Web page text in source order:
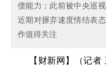
债能力；此前被中央巡
近期对摒弃速度情结表
作值得关注
【财新网】（记者